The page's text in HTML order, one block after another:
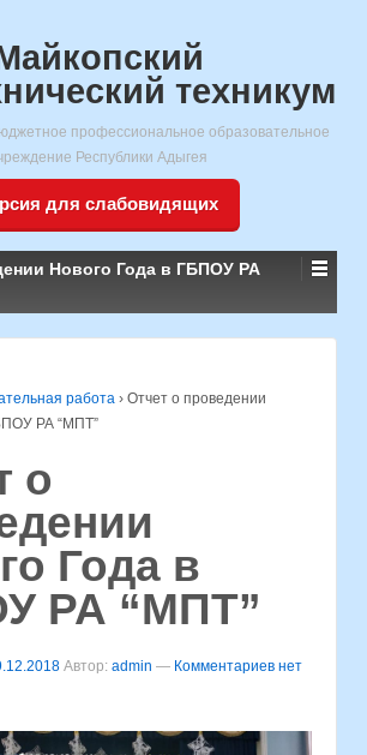
техникум
профессиональное образовательное
Республики Адыгея
для слабовидящих
Нового Года в ГБПОУ РА
работа › Отчет о проведении
РА “МПТ”
о
Года в
РА “МПТ”
Автор: admin — Комментариев нет